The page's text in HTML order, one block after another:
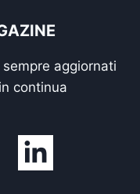
sempre aggiornati
continua